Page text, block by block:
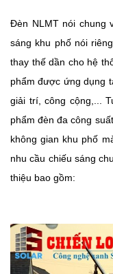
Đèn NLMT nói chung
sáng khu phố nói
thay thế dần cho hệ
phẩm được ứng dụng
giải trí, công cộng,...
phẩm đèn đa công
không gian khu phố
nhu cầu chiếu sáng
thiệu bao gồm: